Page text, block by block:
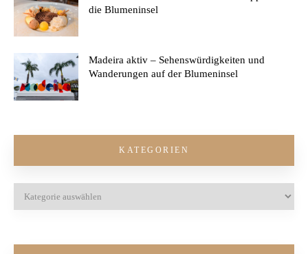
die Blumeninsel
Madeira aktiv – Sehenswürdigkeiten und
Wanderungen auf der Blumeninsel
KATEGORIEN